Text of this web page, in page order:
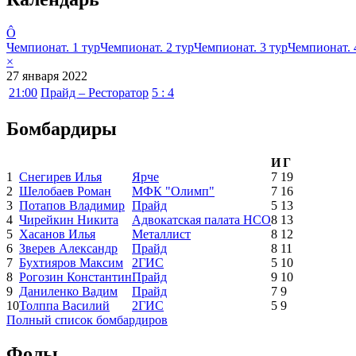
Ô
Чемпионат. 1 турЧемпионат. 2 турЧемпионат. 3 турЧемпионат.
×
27 января 2022
21:00 Прайд – Ресторатор 5 : 4
Бомбардиры
ИГ
1
Снегирев Илья Ярче 7 19
2 Шелобаев Роман МФК "Олимп" 7 16
3 Потапов Владимир Прайд 5 13
4 Чирейкин Никита Адвокатская палата НСО8 13
5 Хасанов Илья Металлист 8 12
6 Зверев Александр Прайд 8 11
7 Бухтияров Максим 2ГИС 5 10
8 Рогозин КонстантинПрайд 9 10
9 Даниленко Вадим Прайд 7 9
10Толппа Василий 2ГИС 5 9
Полный список бомбардиров